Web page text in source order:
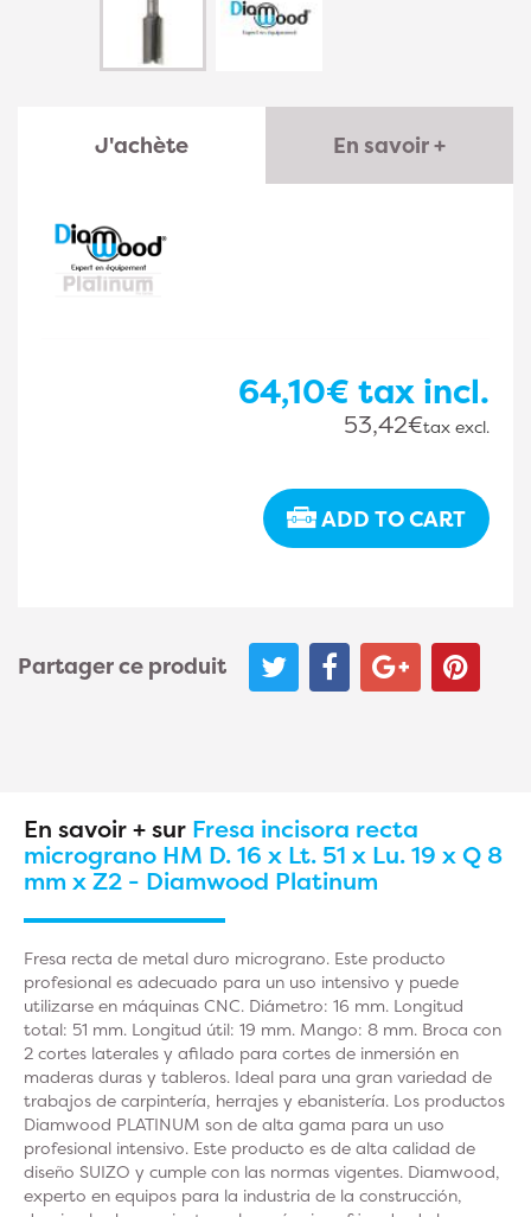
J'achète En savoir +
64,10€ tax incl.
53,42€tax excl.
ADD TO CART
Partager ce produit
En savoir + sur Fresa incisora recta
micrograno HM D. 16 x Lt. 51 x Lu. 19 x Q 8
mm x Z2 - Diamwood Platinum
Fresa recta de metal duro micrograno. Este producto
profesional es adecuado para un uso intensivo y puede
utilizarse en máquinas CNC. Diámetro: 16 mm. Longitud
total: 51 mm. Longitud útil: 19 mm. Mango: 8 mm. Broca con
2 cortes laterales y afilado para cortes de inmersión en
maderas duras y tableros. Ideal para una gran variedad de
trabajos de carpintería, herrajes y ebanistería. Los productos
Diamwood PLATINUM son de alta gama para un uso
profesional intensivo. Este producto es de alta calidad de
diseño SUIZO y cumple con las normas vigentes. Diamwood,
experto en equipos para la industria de la construcción,